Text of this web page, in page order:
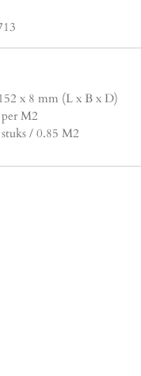
x 8 mm (L x B x D)
M2
/ 0.85 M2